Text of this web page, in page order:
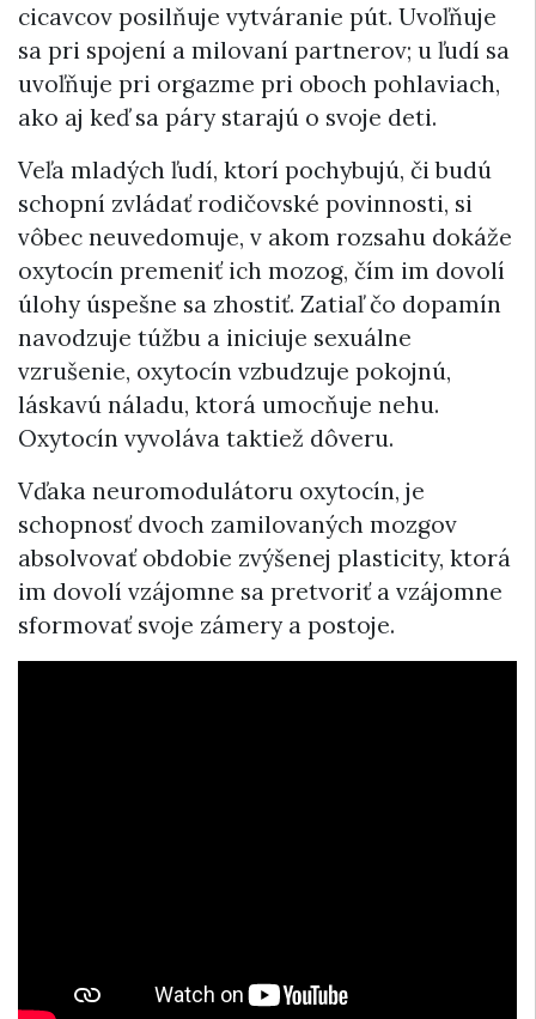
cicavcov posilňuje vytváranie pút. Uvoľňuje
sa pri spojení a milovaní partnerov; u ľudí sa
uvoľňuje pri orgazme pri oboch pohlaviach,
ako aj keď sa páry starajú o svoje deti.
Veľa mladých ľudí, ktorí pochybujú, či budú
schopní zvládať rodičovské povinnosti, si
vôbec neuvedomuje, v akom rozsahu dokáže
oxytocín premeniť ich mozog, čím im dovolí
úlohy úspešne sa zhostiť. Zatiaľ čo dopamín
navodzuje túžbu a iniciuje sexuálne
vzrušenie, oxytocín vzbudzuje pokojnú,
láskavú náladu, ktorá umocňuje nehu.
Oxytocín vyvoláva taktiež dôveru.
Vďaka neuromodulátoru oxytocín, je
schopnosť dvoch zamilovaných mozgov
absolvovať obdobie zvýšenej plasticity, ktorá
im dovolí vzájomne sa pretvoriť a vzájomne
sformovať svoje zámery a postoje.